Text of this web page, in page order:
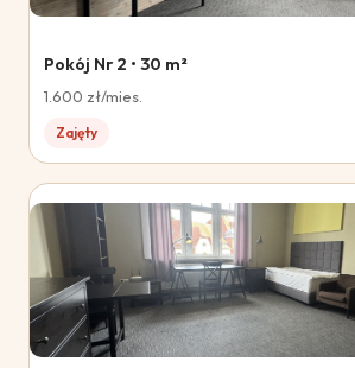
Pokój Nr 2 • 30 m²
1.600 zł/mies.
Zajęty